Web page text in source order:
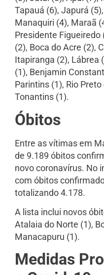
Tapauá (6), Japurá
Manaquiri (4), Maraã
Presidente Figueiredo
(2), Boca do Acre (2),
Itapiranga (2), Lábrea
(1), Benjamin
Parintins (1), Rio
Tonantins (1).
Óbitos
Entre as vítimas em
de 9.189 óbitos
novo coronavírus. No
com óbitos
totalizando 4.178.
A lista inclui novos
Atalaia do Norte (1),
Manacapuru (1).
Medidas